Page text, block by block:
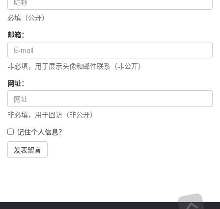
必填（公开）
邮箱：
非必填，用于展示头像和邮件联系（非公开）
网址：
非必填，用于回访（非公开）
记住个人信息？
发表留言